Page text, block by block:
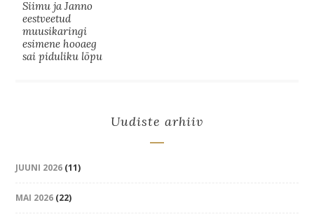
Siimu ja Janno
eestveetud
muusikaringi
esimene hooaeg
sai piduliku lõpu
Uudiste arhiiv
JUUNI 2026 (11)
MAI 2026 (22)